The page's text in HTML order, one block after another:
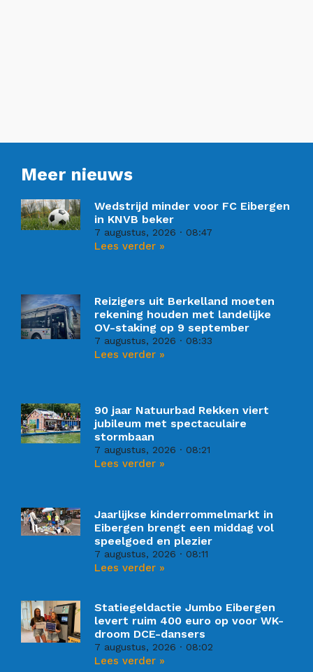
Meer nieuws
Wedstrijd minder voor FC Eibergen
in KNVB beker
7 augustus, 2026 08:47
Lees verder »
Reizigers uit Berkelland moeten
rekening houden met landelijke
OV-staking op 9 september
7 augustus, 2026 08:33
Lees verder »
90 jaar Natuurbad Rekken viert
jubileum met spectaculaire
stormbaan
7 augustus, 2026 08:21
Lees verder »
Jaarlijkse kinderrommelmarkt in
Eibergen brengt een middag vol
speelgoed en plezier
7 augustus, 2026 08:11
Lees verder »
Statiegeldactie Jumbo Eibergen
levert ruim 400 euro op voor WK-
droom DCE-dansers
7 augustus, 2026 08:02
Lees verder »